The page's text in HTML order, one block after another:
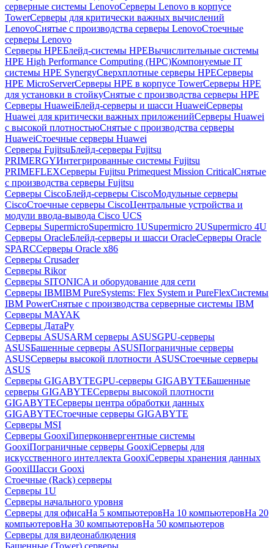
серверные системы LenovoСерверы Lenovo в корпусе
TowerСерверы для критически важных вычислений
LenovoСнятые с производства серверы LenovoСтоечные
серверы Lenovo
Серверы HPEБлейд-системы HPEВычислительные системы
HPE High Performance Computing (HPC)Компонуемые IT
системы HPE SynergyСверхплотные серверы HPEСерверы
HPE MicroServerСерверы HPE в корпусе TowerСерверы HPE
для установки в стойкуСнятые с производства серверы HPE
Серверы HuaweiБлейд-серверы и шасси HuaweiСерверы
Huawei для критически важных приложенийСерверы Huawei
с высокой плотностьюСнятые с производства серверы
HuaweiСтоечные серверы Huawei
Серверы FujitsuБлейд-серверы Fujitsu
PRIMERGYИнтегрированные системы Fujitsu
PRIMEFLEXСерверы Fujitsu Primequest Mission CriticalСнятые
с производства серверы Fujitsu
Серверы CiscoБлейд-серверы CiscoМодульные серверы
CiscoСтоечные серверы CiscoЦентральные устройства и
модули ввода-вывода Cisco UCS
Серверы SupermicroSupermicro 1USupermicro 2USupermicro 4U
Серверы OracleБлейд-серверы и шасси OracleСерверы Oracle
SPARCСерверы Oracle x86
Серверы Crusader
Серверы Rikor
Серверы SITONICA и оборудование для сети
Серверы IBMIBM PureSystems: Flex System и PureFlexСистемы
IBM PowerСнятые с производства серверные системы IBM
Серверы MAYAK
Серверы ДатаРу
Серверы ASUSARM серверы ASUSGPU-серверы
ASUSБашенные серверы ASUSПограничные серверы
ASUSСерверы высокой плотности ASUSСтоечные серверы
ASUS
Серверы GIGABYTEGPU-серверы GIGABYTEБашенные
серверы GIGABYTEСерверы высокой плотности
GIGABYTEСерверы центра обработки данных
GIGABYTEСтоечные серверы GIGABYTE
Серверы MSI
Серверы GooxiГиперконвергентные системы
GooxiПограничные серверы GooxiСерверы для
искусственного интеллекта GooxiСерверы хранения данных
GooxiШасси Gooxi
Стоечные (Rack) серверы
Серверы 1U
Серверы начального уровня
Серверы для офисаНа 5 компьютеровНа 10 компьютеровНа 20
компьютеровНа 30 компьютеровНа 50 компьютеров
Серверы для видеонаблюдения
Башенные (Tower) серверы